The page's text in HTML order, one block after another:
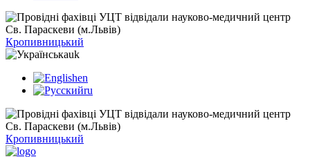
Кропивницький
uk
en
ru
Кропивницький